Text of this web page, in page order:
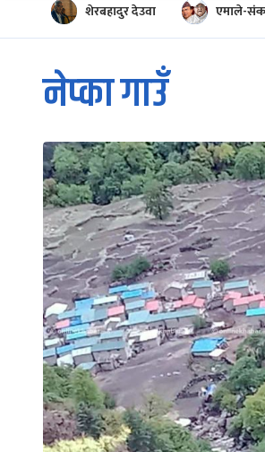
शेरबहादुर देउवा एमाले-
नेप्का गाउँ